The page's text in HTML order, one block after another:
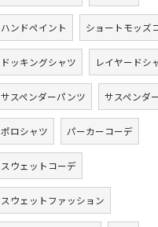
ハンドペイント ショートモッズ
ドッキングシャツ レイヤードシ
サスペンダーパンツ サスペンダ
ポロシャツ パーカーコーデ
スウェットコーデ
スウェットファッション